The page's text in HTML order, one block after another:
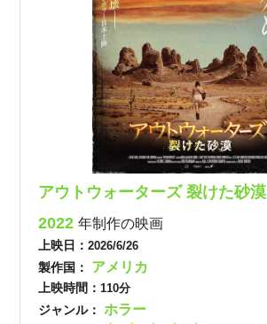
アウトウォーターズ 裂けた砂漠
2022年制作の映画
上映日：2026/6/26
製作国： アメリカ
上映時間：110分
ジャンル：ホラー